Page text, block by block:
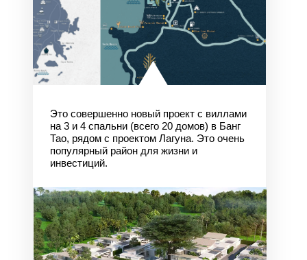
Это совершенно новый проект с виллами
на 3 и 4 спальни (всего 20 домов) в Банг
Тао, рядом с проектом Лагуна. Это очень
популярный район для жизни и
инвестиций.